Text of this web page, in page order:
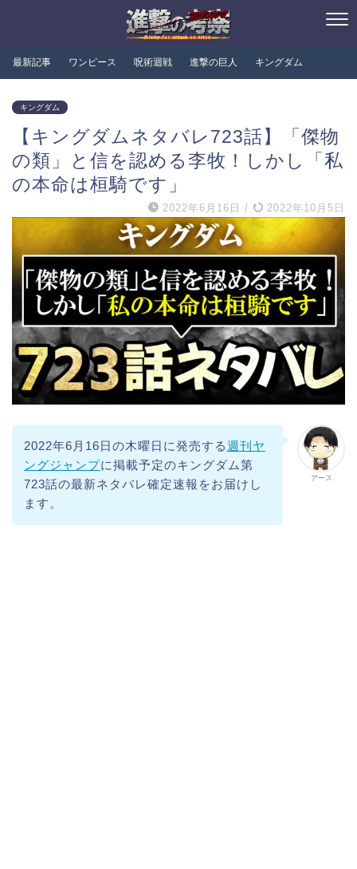
最新記事 ワンピース 呪術迴戦 進撃の巨人 キングダム
キングダム
【キングダムネタバレ723話】「傑物
の類」と信を認める李牧！しかし「私
の本命は桓騎です」
2022年6月16日 / 2022年10月5日
アース
2022年6月16日の木曜日に発売する週刊ヤ
ングジャンプに掲載予定のキングダム第
723話の最新ネタバレ確定速報をお届けし
ます。